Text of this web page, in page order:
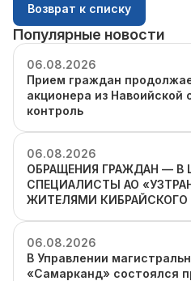
Возврат к списку
Популярные новости
06.08.2026
Прием граждан
акционера из Навоийской
контроль
06.08.2026
ОБРАЩЕНИЯ ГРАЖДАН — В
СПЕЦИАЛИСТЫ АО
ЖИТЕЛЯМИ КИБРАЙСКОГО
06.08.2026
В Управлении
«Самарканд» состоялся